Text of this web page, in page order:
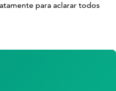
para aclarar todos